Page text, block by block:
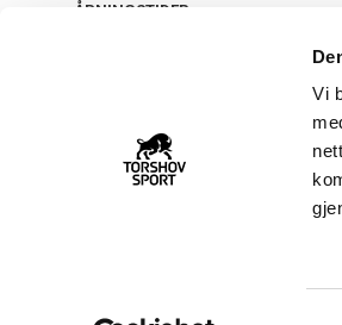
Vi
ÅPNINGSTIDER
22 09 20 20